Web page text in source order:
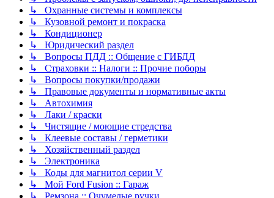
↳ Охранные системы и комплексы
↳ Кузовной ремонт и покраска
↳ Кондиционер
↳ Юридический раздел
↳ Вопросы ПДД :: Общение с ГИБДД
↳ Страховки :: Налоги :: Прочие поборы
↳ Вопросы покупки/продажи
↳ Правовые документы и нормативные акты
↳ Автохимия
↳ Лаки / краски
↳ Чистящие / моющие стредства
↳ Клеевые составы / герметики
↳ Хозяйственный раздел
↳ Электроника
↳ Коды для магнитол серии V
↳ Мой Ford Fusion :: Гараж